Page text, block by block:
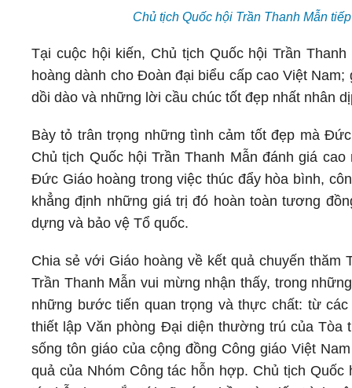
Chủ tịch Quốc hội Trần Thanh Mẫn
Tại cuộc hội kiến, Chủ tịch Quốc hội Trần
hoàng dành cho Đoàn đại biểu cấp cao Việt
dồi dào và những lời cầu chúc tốt đẹp nhất nhân
Bày tỏ trân trọng những tình cảm tốt đẹp mà
Chủ tịch Quốc hội Trần Thanh Mẫn đánh giá
Đức Giáo hoàng trong việc thúc đẩy hòa bình,
khẳng định những giá trị đó hoàn toàn tương
dựng và bảo vệ Tổ quốc.
Chia sẻ với Giáo hoàng về kết quả chuyến
Trần Thanh Mẫn vui mừng nhận thấy, trong
những bước tiến quan trọng và thực chất: từ
thiết lập Văn phòng Đại diện thường trú của
sống tôn giáo của cộng đồng Công giáo Việt
quả của Nhóm Công tác hỗn hợp. Chủ tịch